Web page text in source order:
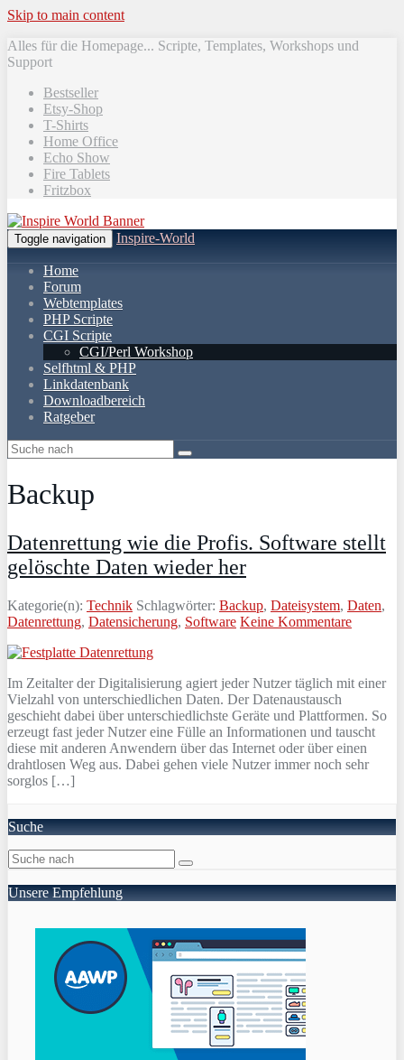
Skip to main content
Alles für die Homepage... Scripte, Templates, Workshops und
Support
Bestseller
Etsy-Shop
T-Shirts
Home Office
Echo Show
Fire Tablets
Fritzbox
Toggle navigation Inspire-World
Home
Forum
Webtemplates
PHP Scripte
CGI Scripte
CGI/Perl Workshop
Selfhtml & PHP
Linkdatenbank
Downloadbereich
Ratgeber
Backup
Datenrettung wie die Profis. Software stellt
gelöschte Daten wieder her
Kategorie(n): Technik Schlagwörter: Backup, Dateisystem, Daten,
Datenrettung, Datensicherung, Software Keine Kommentare
Im Zeitalter der Digitalisierung agiert jeder Nutzer täglich mit einer
Vielzahl von unterschiedlichen Daten. Der Datenaustausch
geschieht dabei über unterschiedlichste Geräte und Plattformen. So
erzeugt fast jeder Nutzer eine Fülle an Informationen und tauscht
diese mit anderen Anwendern über das Internet oder über einen
drahtlosen Weg aus. Dabei gehen viele Nutzer immer noch sehr
sorglos […]
Suche
Unsere Empfehlung